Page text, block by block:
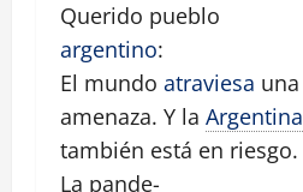
Querido pueblo
argentino:
El mundo atraviesa una
amenaza. Y la Argentina
también está en riesgo.
La pande-